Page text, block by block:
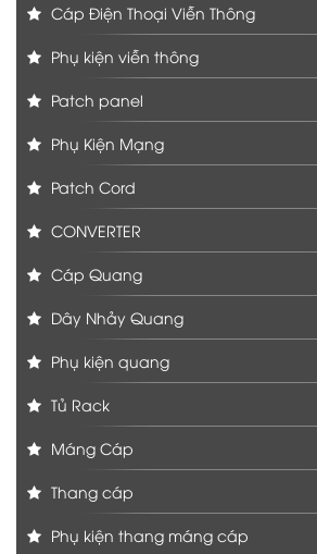
Cáp Điện Thoại Viễn Thông
Phụ kiện viễn thông
Patch panel
Phụ Kiện Mạng
Patch Cord
CONVERTER
Cáp Quang
Dây Nhảy Quang
Phụ kiện quang
Tủ Rack
Máng Cáp
Thang cáp
Phụ kiện thang máng cáp